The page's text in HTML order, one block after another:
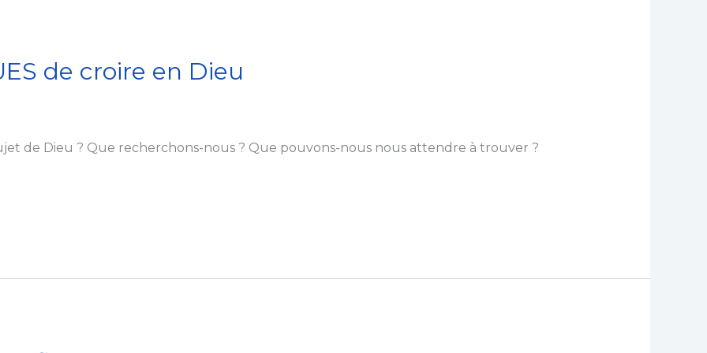
de croire en Dieu
de Dieu ? Que recherchons-nous ? Que pouvons-nous nous attendre à trouver ?